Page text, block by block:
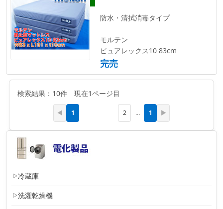
冷蔵庫
洗濯乾燥機
防水・清拭消毒タイプ
モルテン
ピュアレックス10 83cm
完売
検索結果：10件 現在1ページ目
◀ 1 2 … 1 ▶